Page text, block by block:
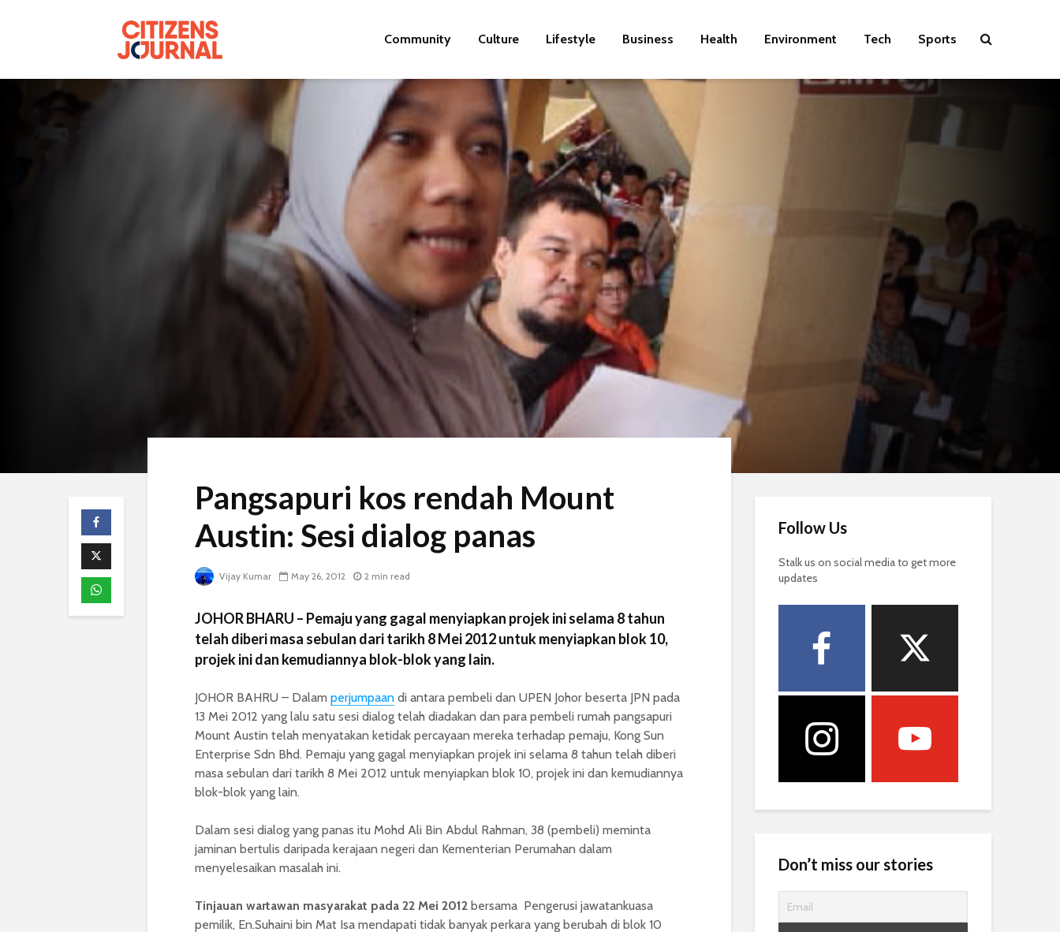
Community Culture Lifestyle Business Health Environment Tech Sports
Pangsapuri kos rendah Mount
Austin: Sesi dialog panas
Vijay Kumar May 26, 2012 2 min read
JOHOR BHARU – Pemaju yang gagal menyiapkan projek ini selama 8 tahun
telah diberi masa sebulan dari tarikh 8 Mei 2012 untuk menyiapkan blok 10,
projek ini dan kemudiannya blok-blok yang lain.
JOHOR BAHRU – Dalam perjumpaan di antara pembeli dan UPEN Johor beserta JPN pada
13 Mei 2012 yang lalu satu sesi dialog telah diadakan dan para pembeli rumah pangsapuri
Mount Austin telah menyatakan ketidak percayaan mereka terhadap pemaju, Kong Sun
Enterprise Sdn Bhd. Pemaju yang gagal menyiapkan projek ini selama 8 tahun telah diberi
masa sebulan dari tarikh 8 Mei 2012 untuk menyiapkan blok 10, projek ini dan kemudiannya
blok-blok yang lain.
Dalam sesi dialog yang panas itu Mohd Ali Bin Abdul Rahman, 38 (pembeli) meminta
jaminan bertulis daripada kerajaan negeri dan Kementerian Perumahan dalam
menyelesaikan masalah ini.
Tinjauan wartawan masyarakat pada 22 Mei 2012 bersama Pengerusi jawatankuasa
pemilik, En.Suhaini bin Mat Isa mendapati tidak banyak perkara yang berubah di blok 10
Follow Us
Stalk us on social media to get more
updates
Don’t miss our stories